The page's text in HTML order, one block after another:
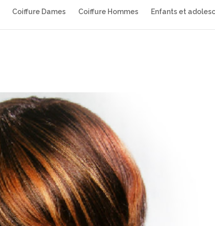
Coiffure Dames Coiffure Hommes Enfants et